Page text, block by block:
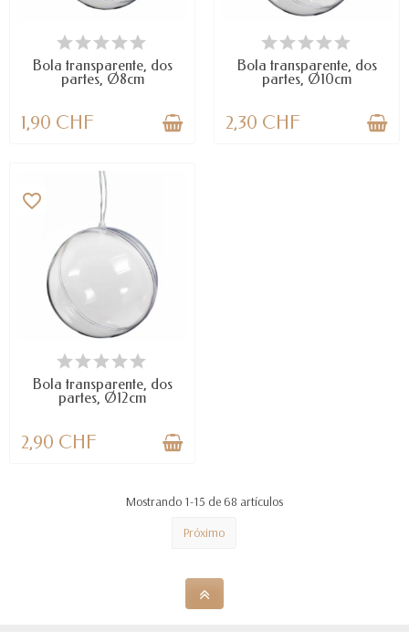
LAST ITEMS IN STOCK
Bola transparente, dos
partes, Ø8cm
1,90 CHF
DISPONIBLE
Bola transparente, dos
partes, Ø10cm
2,30 CHF
DISPONIBLE
favorite_border
Bola transparente, dos
partes, Ø12cm
2,90 CHF
Mostrando 1-15 de 68 artículos
Próximo